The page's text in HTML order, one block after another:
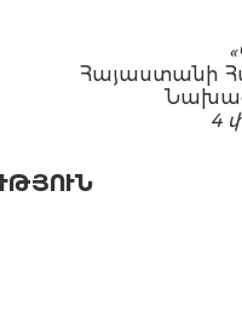
Հայաստանի
4